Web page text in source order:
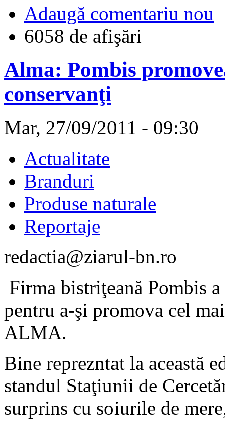
Adaugă comentariu nou
6058 de afişări
Alma: Pombis
conservanţi
Mar, 27/09/2011 - 09:30
Actualitate
Branduri
Produse naturale
Reportaje
redactia@ziarul-bn.ro
Firma bistriţeană Pombis
pentru a-şi promova cel
ALMA.
Bine reprezntat la această
standul Staţiunii de
surprins cu soiurile de